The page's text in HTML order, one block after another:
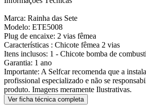
Marca: Rainha das Sete
Modelo: ETE5008
Plug de encaixe: 2 vias fêmea
Características : Chicote fêmea 2 vias
Itens inclusos: 1 - Chicote bomba de
Garantia: 1 ano
Importante: A Selfcar recomenda que a
profissional especializado e não se
produto. Imagens meramente Ilustrativas.
Ver ficha técnica completa